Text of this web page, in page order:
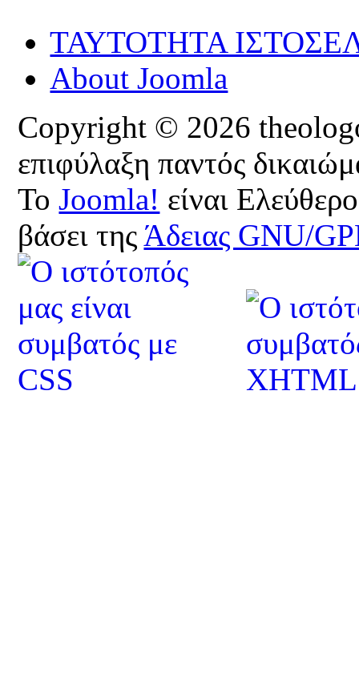
ΤΑΥΤΟΤΗΤΑ
About Joomla
Copyright © 2026
επιφύλαξη παντός
ΤοJoomla! είναι
βάσει της Άδειας GNU/